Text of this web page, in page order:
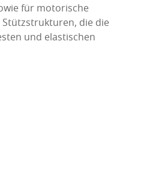
für motorische
die die
und elastischen